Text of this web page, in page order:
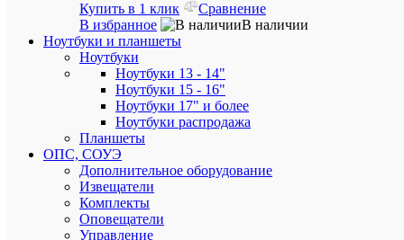
Купить в 1 клик
Сравнение
В избранное
В наличии
Ноутбуки и планшеты
Ноутбуки
Ноутбуки 13 - 14"
Ноутбуки 15 - 16"
Ноутбуки 17" и более
Ноутбуки распродажа
Планшеты
ОПС, СОУЭ
Дополнительное оборудование
Извещатели
Комплекты
Оповещатели
Управление